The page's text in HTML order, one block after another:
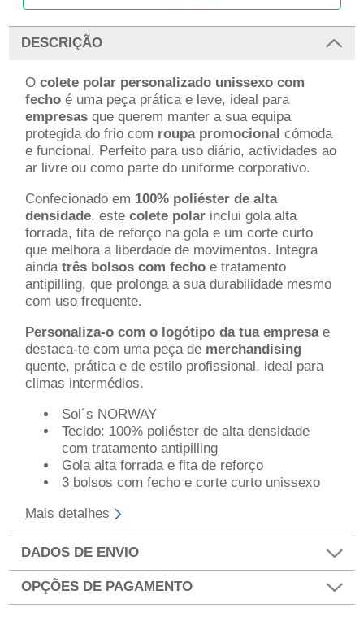
DESCRIÇÃO
Ocolete polar personalizado unissexo com
fecho é uma peça prática e leve, ideal para
empresas que querem manter a sua equipa
protegida do frio com roupa promocional cómoda
e funcional. Perfeito para uso diário, actividades ao
ar livre ou como parte do uniforme corporativo.
Confecionado em 100% poliéster de alta
densidade, estecolete polar inclui gola alta
forrada, fita de reforço na gola e um corte curto
que melhora a liberdade de movimentos. Integra
aindatrês bolsos com fecho e tratamento
antipilling, que prolonga a sua durabilidade mesmo
com uso frequente.
Personaliza-o com o logótipo da tua empresae
destaca-te com uma peça de merchandising
quente, prática e de estilo profissional, ideal para
climas intermédios.
Sol´s NORWAY
Tecido: 100% poliéster de alta densidade
com tratamento antipilling
Gola alta forrada e fita de reforço
3 bolsos com fecho e corte curto unissexo
Mais detalhes
DADOS DE ENVIO
OPÇÕES DE PAGAMENTO